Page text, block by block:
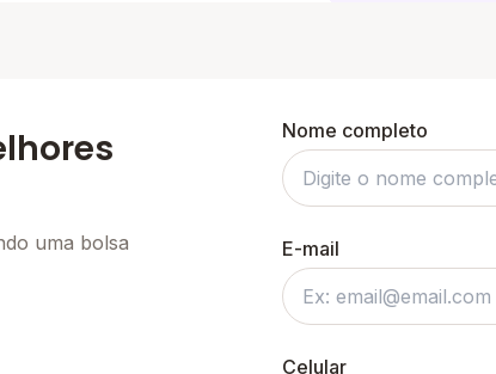
uma bolsa
Nome completo
E-mail
Celular